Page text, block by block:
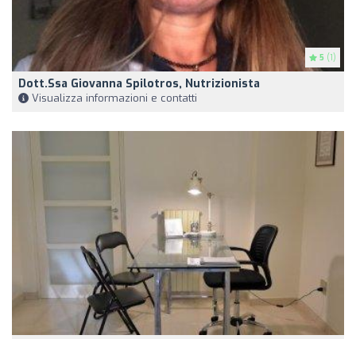
5 (1)
Dott.ssa Giovanna Spilotros, Nutrizionista
Visualizza informazioni e contatti